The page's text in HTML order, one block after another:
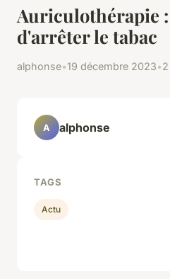
Auriculothérapie
d'arrêter le tabac
alphonse•19 décembre 2023•
A alphonse
TAGS
Actu